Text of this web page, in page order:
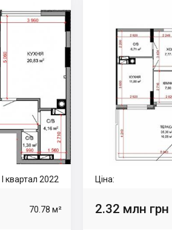
I квартал 2022
70.78 м²
Ціна:
2.32 млн грн